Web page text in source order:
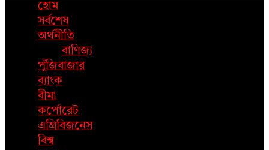
হোম
সর্বশেষ
অর্থনীতি
বাণিজ্য
পুঁজিবাজার
ব্যাংক
বীমা
কর্পোরেট
এগ্রিবিজনেস
বিশ্ব